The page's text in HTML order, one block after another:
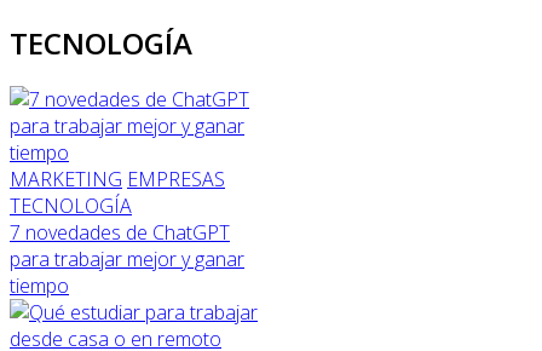
TECNOLOGÍA
MARKETING EMPRESAS
TECNOLOGÍA
7 novedades de ChatGPT
para trabajar mejor y ganar
tiempo